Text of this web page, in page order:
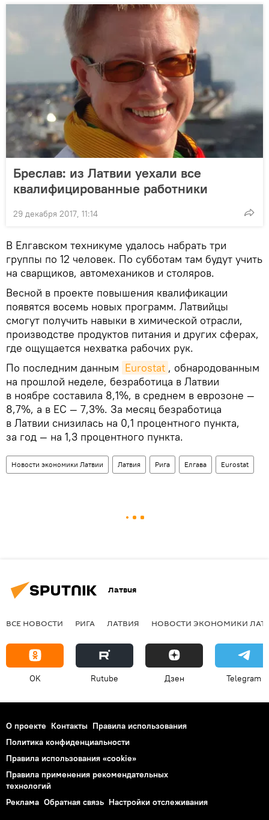
Бреслав: из Латвии уехали все
квалифицированные работники
29 декабря 2017, 11:14
В Елгавском техникуме удалось набрать три
группы по 12 человек. По субботам там будут учить
на сварщиков, автомехаников и столяров.
Весной в проекте повышения квалификации
появятся восемь новых программ. Латвийцы
смогут получить навыки в химической отрасли,
производстве продуктов питания и других сферах,
где ощущается нехватка рабочих рук.
По последним данным Eurostat , обнародованным
на прошлой неделе, безработица в Латвии
в ноябре составила 8,1%, в среднем в еврозоне —
8,7%, а в ЕС — 7,3%. За месяц безработица
в Латвии снизилась на 0,1 процентного пункта,
за год — на 1,3 процентного пункта.
Новости экономики Латвии Латвия Рига Елгава Eurostat
Латвия
ВСЕ НОВОСТИ РИГА ЛАТВИЯ НОВОСТИ ЭКОНОМИКИ
OK Rutube Дзен Telegram
О проекте Контакты Правила использования
Политика конфиденциальности
Правила использования «cookie»
Правила применения рекомендательных
технологий
Реклама Обратная связь Настройки отслеживания